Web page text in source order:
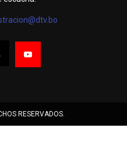
RESERVADOS.